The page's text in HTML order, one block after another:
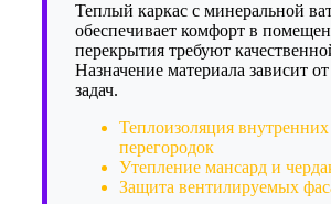
Теплый каркас с минеральной
обеспечивает комфорт в
перекрытия требуют
Назначение материала зависит
задач.
Теплоизоляция внутренних
перегородок
Утепление мансард и
Защита вентилируемых